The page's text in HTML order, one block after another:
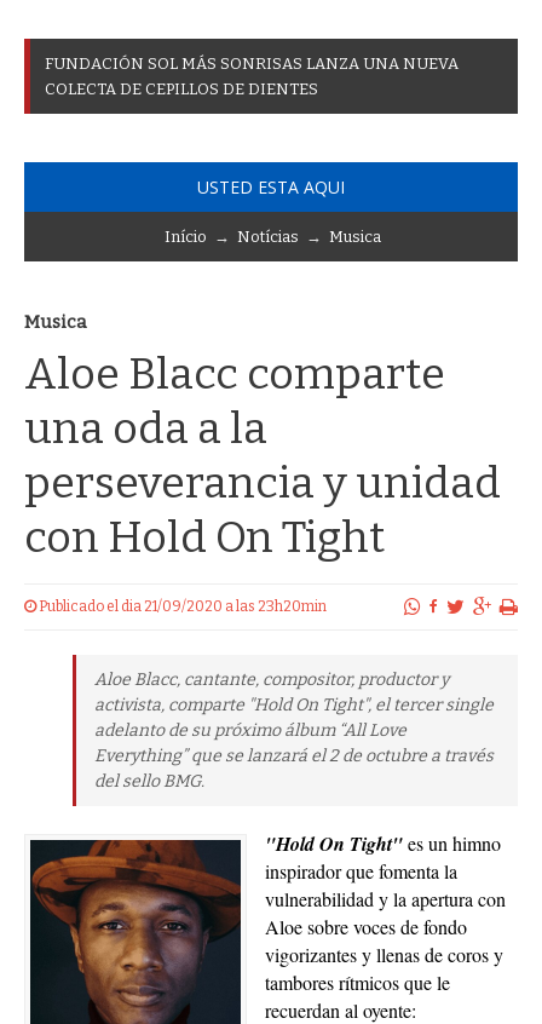
FUNDACIÓN SOL MÁS SONRISAS LANZA UNA NUEVA
COLECTA DE CEPILLOS DE DIENTES
USTED ESTA AQUI
Início → Notícias → Musica
Musica
Aloe Blacc comparte
una oda a la
perseverancia y unidad
con Hold On Tight
Publicado el dia 21/09/2020 a las 23h20min
Aloe Blacc, cantante, compositor, productor y
activista, comparte "Hold On Tight", el tercer single
adelanto de su próximo álbum “All Love
Everything” que se lanzará el 2 de octubre a través
del sello BMG.
"Hold On Tight"es un himno
inspirador que fomenta la
vulnerabilidad y la apertura con
Aloe sobre voces de fondo
vigorizantes y llenas de coros y
tambores rítmicos que le
recuerdan al oyente: